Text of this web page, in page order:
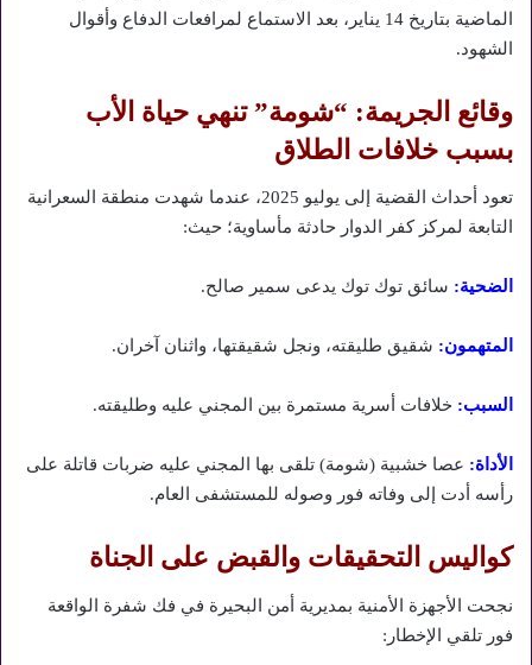
الماضية بتاريخ 14 يناير، بعد الاستماع لمرافعات الدفاع وأقوال
الشهود.
وقائع الجريمة: “شومة” تنهي حياة الأب
بسبب خلافات الطلاق
تعود أحداث القضية إلى يوليو 2025، عندما شهدت منطقة السعرانية
التابعة لمركز كفر الدوار حادثة مأساوية؛ حيث:
الضحية: سائق توك توك يدعى سمير صالح.
المتهمون: شقيق طليقته، ونجل شقيقتها، واثنان آخران.
السبب: خلافات أسرية مستمرة بين المجني عليه وطليقته.
الأداة: عصا خشبية (شومة) تلقى بها المجني عليه ضربات قاتلة على
رأسه أدت إلى وفاته فور وصوله للمستشفى العام.
كواليس التحقيقات والقبض على الجناة
نجحت الأجهزة الأمنية بمديرية أمن البحيرة في فك شفرة الواقعة
فور تلقي الإخطار: